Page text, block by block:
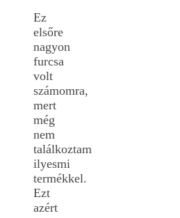
Ez
elsőre
nagyon
furcsa
volt
számomra,
mert
még
nem
találkoztam
ilyesmi
termékkel.
Ezt
azért